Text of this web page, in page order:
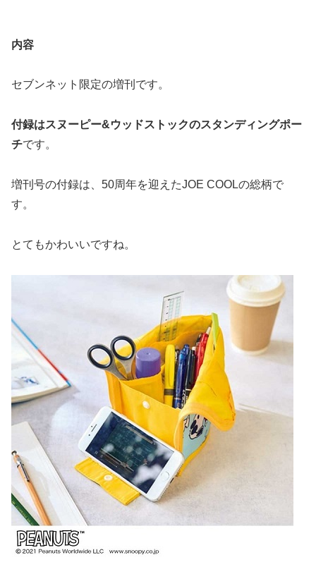
内容
セブンネット限定の増刊です。
付録はスヌーピー&ウッドストックのスタンディングポー
チです。
増刊号の付録は、50周年を迎えたJOE COOLの総柄で
す。
とてもかわいいですね。